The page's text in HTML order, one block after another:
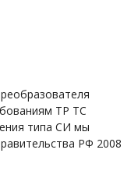
ТР ТС
типа СИ мы
РФ 2008